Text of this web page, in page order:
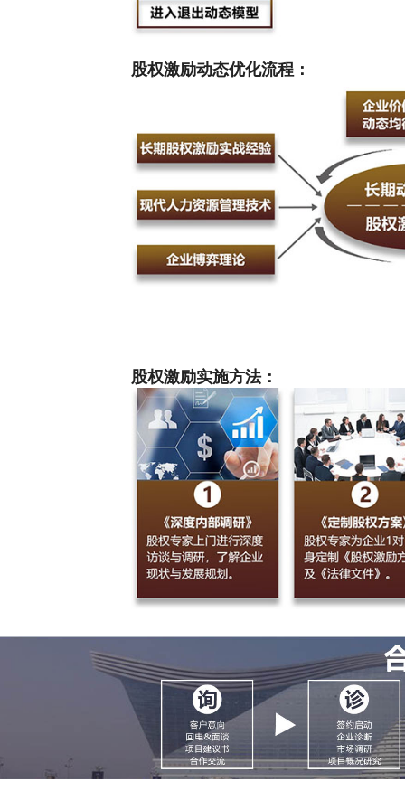
股权激励动态优化流程：
股权激励实施方法：